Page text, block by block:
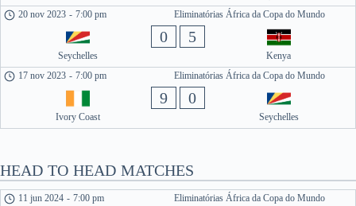
Eliminatórias África da Copa do Mundo
20 nov 2023 - 7:00 pm
Seychelles
0 5
Kenya
Eliminatórias África da Copa do Mundo
17 nov 2023 - 7:00 pm
Ivory Coast
9 0
Seychelles
HEAD TO HEAD MATCHES
Eliminatórias África da Copa do Mundo
11 jun 2024 - 7:00 pm